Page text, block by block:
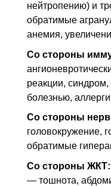
нейтропению) и
обратимые
анемия,
Со стороны
реакции,
болезнью,
Со стороны
головокружение,
обратимые
Со стороны ЖКТ:
— тошнота,